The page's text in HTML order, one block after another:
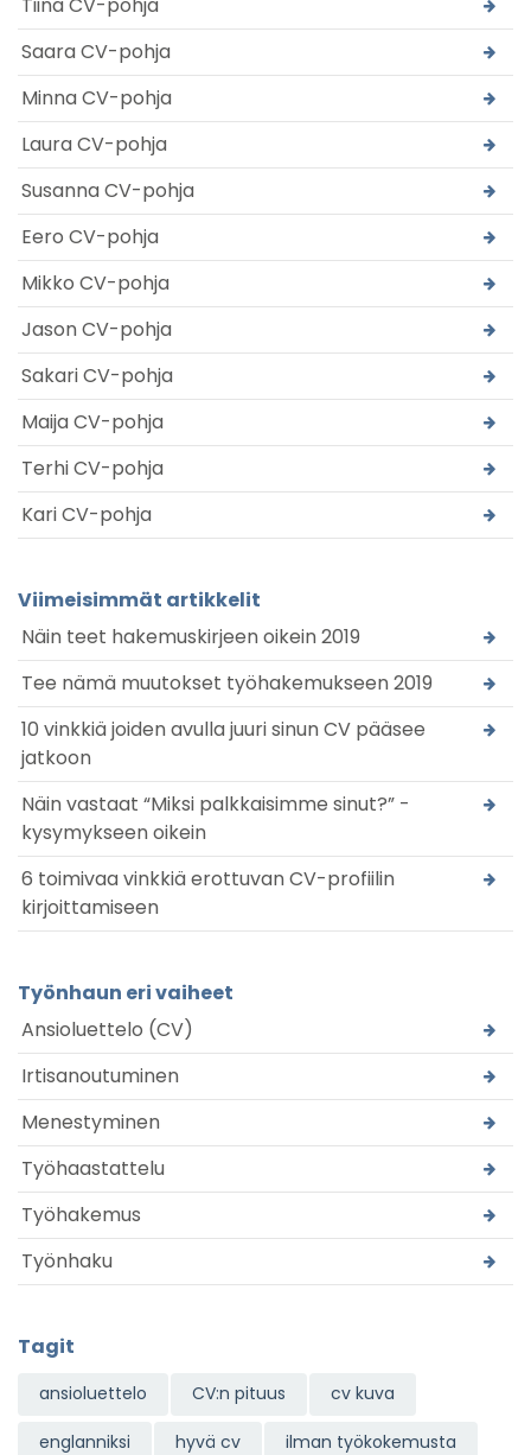
Saara CV-pohja
Minna CV-pohja
Laura CV-pohja
Susanna CV-pohja
Eero CV-pohja
Mikko CV-pohja
Jason CV-pohja
Sakari CV-pohja
Maija CV-pohja
Terhi CV-pohja
Kari CV-pohja
Viimeisimmät artikkelit
Näin teet hakemuskirjeen oikein 2019
Tee nämä muutokset työhakemukseen 2019
10 vinkkiä joiden avulla juuri sinun CV pääsee
jatkoon
Näin vastaat “Miksi palkkaisimme sinut?” -
kysymykseen oikein
6 toimivaa vinkkiä erottuvan CV-profiilin
kirjoittamiseen
Työnhaun eri vaiheet
Ansioluettelo (CV)
Irtisanoutuminen
Menestyminen
Työhaastattelu
Työhakemus
Työnhaku
Tagit
ansioluettelo CV:n pituus cv kuva
englanniksi hyvä cv ilman työkokemusta